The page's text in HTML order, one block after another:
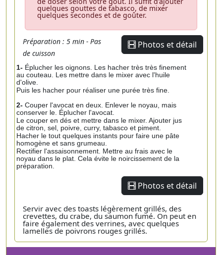
quelques gouttes de tabasco, de mixer
quelques secondes et de goûter.
Préparation : 5 min - Pas
de cuisson
Photos et détail
1- Éplucher les oignons. Les hacher très très finement
au couteau. Les mettre dans le mixer avec l'huile
d'olive.
Puis les hacher pour réaliser une purée très fine.
2- Couper l'avocat en deux. Enlever le noyau, mais
conserver le. Éplucher l'avocat.
Le couper en dés et mettre dans le mixer. Ajouter jus
de citron, sel, poivre, curry, tabasco et piment.
Hacher le tout quelques instants pour faire une pâte
homogène et sans grumeau.
Rectifier l'assaisonnement. Mettre au frais avec le
noyau dans le plat. Cela évite le noircissement de la
préparation.
Photos et détail
Servir avec des toasts légèrement grillés, des
crevettes, du crabe, du saumon fumé. On peut en
faire également des verrines, avec quelques
lamelles de poivrons rouges grillés.